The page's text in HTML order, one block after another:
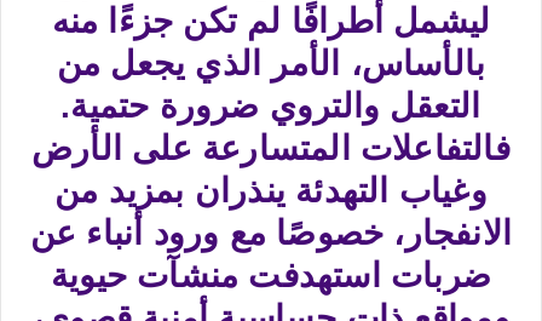
ليشمل أطرافًا لم تكن جزءًا منه
بالأساس، الأمر الذي يجعل من
التعقل والتروي ضرورة حتمية.
فالتفاعلات المتسارعة على الأرض
وغياب التهدئة ينذران بمزيد من
الانفجار، خصوصًا مع ورود أنباء عن
ضربات استهدفت منشآت حيوية